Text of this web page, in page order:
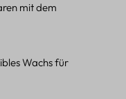
mit dem
Wachs für